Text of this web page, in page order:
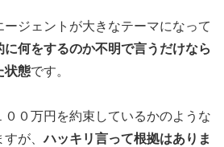
ジェントが大きなテーマになって
に何をするのか不明で言うだけなら
状態です。
０万円を約束しているかのような
すが、ハッキリ言って根拠はありま